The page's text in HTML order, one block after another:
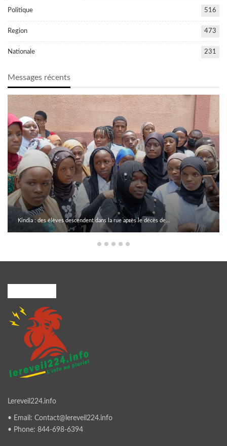
Politique 516
Region 473
Nationale 231
Messages récents
Kindia : des élèves descendent dans la rue après le décès de…
Lereveil224.info
• Email: Contact@lereveil224.info
• Phone: 844-698-6394